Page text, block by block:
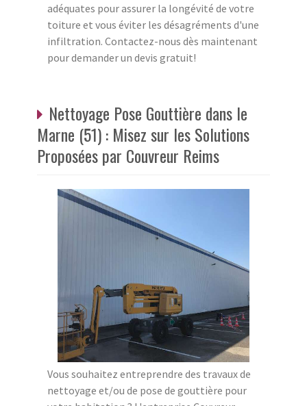
adéquates pour assurer la longévité de votre
toiture et vous éviter les désagréments d'une
infiltration. Contactez-nous dès maintenant
pour demander un devis gratuit!
Nettoyage Pose Gouttière dans le
Marne (51) : Misez sur les Solutions
Proposées par Couvreur Reims
Vous souhaitez entreprendre des travaux de
nettoyage et/ou de pose de gouttière pour